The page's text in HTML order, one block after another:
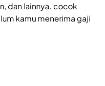
dan lainnya. cocok
kamu menerima gaji